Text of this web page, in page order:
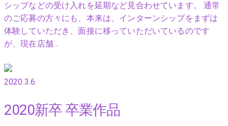
シップなどの受け入れを延期など見合わせています。 通常
のご応募の方々にも、本来は、インターンシップをまずは
体験していただき、面接に移っていただいているのです
が、現在店舗…
2020.3.6
2020新卒 卒業作品